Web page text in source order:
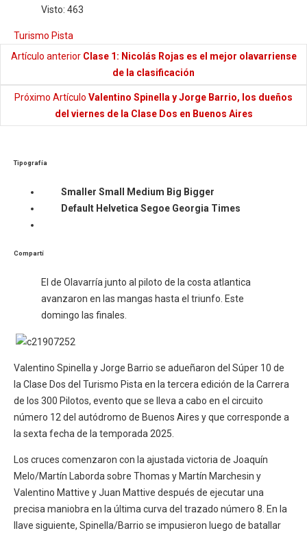
Visto: 463
Turismo Pista
Artículo anterior Clase 1: Nicolás Rojas es el mejor olavarriense
de la clasificación
Próximo Artículo Valentino Spinella y Jorge Barrio, los dueños
del viernes de la Clase Dos en Buenos Aires
Tipografía
Smaller Small Medium Big Bigger
Default Helvetica Segoe Georgia Times
Compartí
El de Olavarría junto al piloto de la costa atlantica
avanzaron en las mangas hasta el triunfo. Este
domingo las finales.
Valentino Spinella y Jorge Barrio se adueñaron del Súper 10 de
la Clase Dos del Turismo Pista en la tercera edición de la Carrera
de los 300 Pilotos, evento que se lleva a cabo en el circuito
número 12 del autódromo de Buenos Aires y que corresponde a
la sexta fecha de la temporada 2025.
Los cruces comenzaron con la ajustada victoria de Joaquín
Melo/Martín Laborda sobre Thomas y Martín Marchesin y
Valentino Mattive y Juan Mattive después de ejecutar una
precisa maniobra en la última curva del trazado número 8. En la
llave siguiente, Spinella/Barrio se impusieron luego de batallar